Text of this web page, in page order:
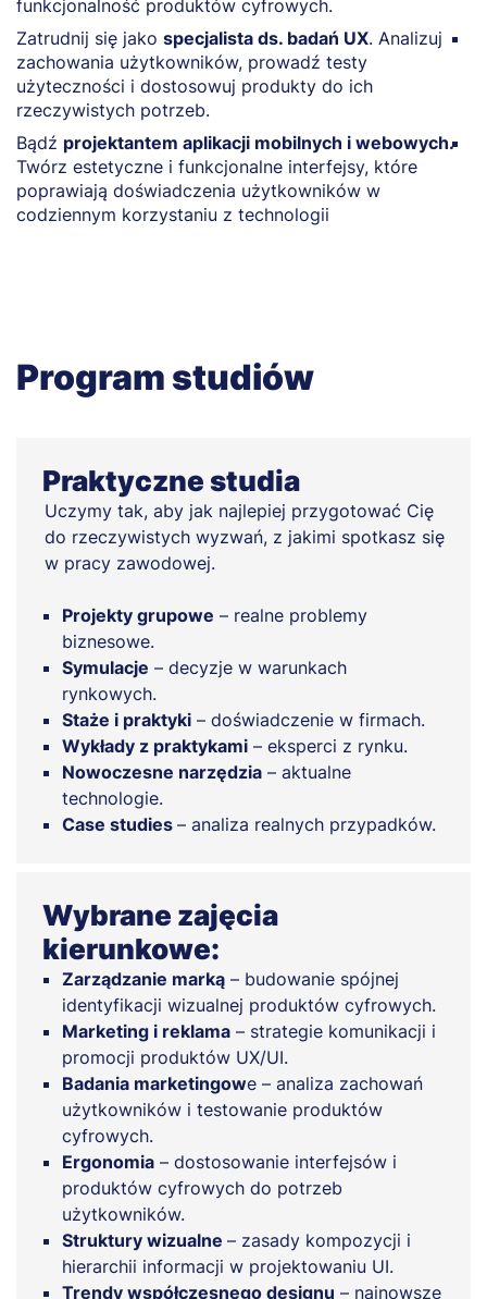
funkcjonalność produktów cyfrowych.
Zatrudnij się jako specjalista ds. badań UX. Analizuj
zachowania użytkowników, prowadź testy
użyteczności i dostosowuj produkty do ich
rzeczywistych potrzeb.
Bądź projektantem aplikacji mobilnych i webowych.
Twórz estetyczne i funkcjonalne interfejsy, które
poprawiają doświadczenia użytkowników w
codziennym korzystaniu z technologii
Program studiów
Praktyczne studia
Uczymy tak, aby jak najlepiej przygotować Cię
do rzeczywistych wyzwań, z jakimi spotkasz się
w pracy zawodowej.
Projekty grupowe – realne problemy
biznesowe.
Symulacje – decyzje w warunkach
rynkowych.
Staże i praktyki – doświadczenie w firmach.
Wykłady z praktykami – eksperci z rynku.
Nowoczesne narzędzia – aktualne
technologie.
Case studies – analiza realnych przypadków.
Wybrane zajęcia
kierunkowe:
Zarządzanie marką – budowanie spójnej
identyfikacji wizualnej produktów cyfrowych.
Marketing i reklama – strategie komunikacji i
promocji produktów UX/UI.
Badania marketingowe – analiza zachowań
użytkowników i testowanie produktów
cyfrowych.
Ergonomia – dostosowanie interfejsów i
produktów cyfrowych do potrzeb
użytkowników.
Struktury wizualne – zasady kompozycji i
hierarchii informacji w projektowaniu UI.
Trendy współczesnego designu – najnowsze